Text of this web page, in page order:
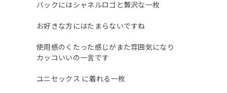
バックにはシャネルロゴと贅沢な一枚
お好きな方にはたまらないですね
使用感のくたった感じがまた雰囲気になり
カッコいいの一言です
ユニセックス に着れる一枚